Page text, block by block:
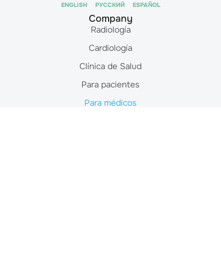
ENGLISH РУССКИЙ ESPAÑOL
Company
Radiología
Cardiología
Clínica de Salud
Para pacientes
Para médicos